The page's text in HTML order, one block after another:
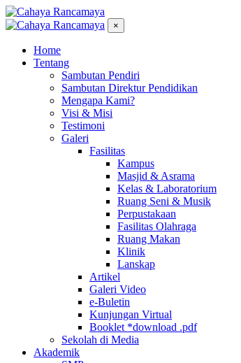
×
Home
Tentang
Sambutan Pendiri
Sambutan Direktur Pendidikan
Mengapa Kami?
Visi & Misi
Testimoni
Galeri
Fasilitas
Kampus
Masjid & Asrama
Kelas & Laboratorium
Ruang Seni & Musik
Perpustakaan
Fasilitas Olahraga
Ruang Makan
Klinik
Lanskap
Artikel
Galeri Video
e-Buletin
Kunjungan Virtual
Booklet *download .pdf
Sekolah di Media
Akademik